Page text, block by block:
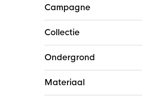
Campagne
Collectie
Ondergrond
Materiaal